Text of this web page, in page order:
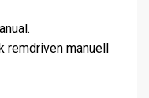
remdriven manuell